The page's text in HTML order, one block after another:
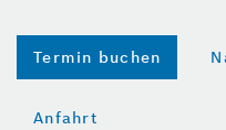
Termin buchen
Anfahrt